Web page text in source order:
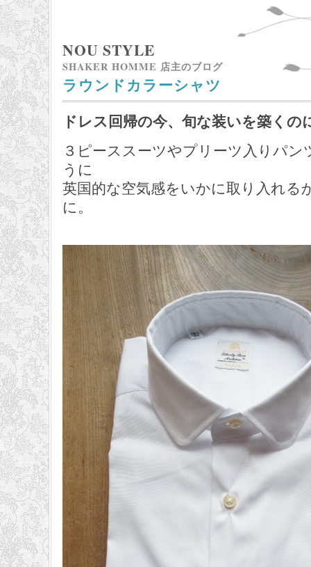
NOU STYLE
SHAKER HOMME 店主のブログ
ラウンドカラーシャツ
ドレス回帰の今、旬な装いを築くの
３ピーススーツやプリーツ入りパ
うに
英国的な空気感をいかに取り入れる
に。